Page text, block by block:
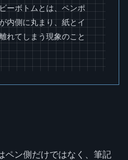
ーボトムとは、ペンポ
内側に丸まり、紙とイ
れてしまう現象のこと
ペン側だけではなく、筆記